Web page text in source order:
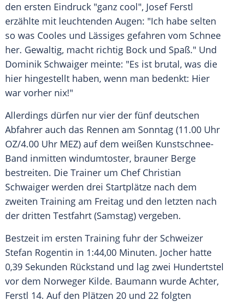
den ersten Eindruck "ganz cool", Josef Ferstl
erzählte mit leuchtenden Augen: "Ich habe selten
so was Cooles und Lässiges gefahren vom Schnee
her. Gewaltig, macht richtig Bock und Spaß." Und
Dominik Schwaiger meinte: "Es ist brutal, was die
hier hingestellt haben, wenn man bedenkt: Hier
war vorher nix!"
Allerdings dürfen nur vier der fünf deutschen
Abfahrer auch das Rennen am Sonntag (11.00 Uhr
OZ/4.00 Uhr MEZ) auf dem weißen Kunstschnee-
Band inmitten windumtoster, brauner Berge
bestreiten. Die Trainer um Chef Christian
Schwaiger werden drei Startplätze nach dem
zweiten Training am Freitag und den letzten nach
der dritten Testfahrt (Samstag) vergeben.
Bestzeit im ersten Training fuhr der Schweizer
Stefan Rogentin in 1:44,00 Minuten. Jocher hatte
0,39 Sekunden Rückstand und lag zwei Hundertstel
vor dem Norweger Kilde. Baumann wurde Achter,
Ferstl 14. Auf den Plätzen 20 und 22 folgten